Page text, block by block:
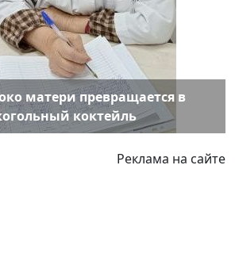
матери превращается в
коктейль
Реклама на сайте